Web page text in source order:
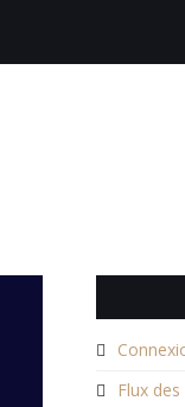
Flux